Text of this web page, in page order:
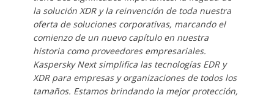
la solución XDR y la reinvención de toda nuestra
oferta de soluciones corporativas, marcando el
comienzo de un nuevo capítulo en nuestra
historia como proveedores empresariales.
Kaspersky Next simplifica las tecnologías EDR y
XDR para empresas y organizaciones de todos los
tamaños. Estamos brindando la mejor protección,